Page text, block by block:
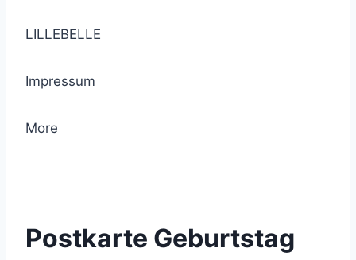
LILLEBELLE
Impressum
More
Postkarte Geburtstag